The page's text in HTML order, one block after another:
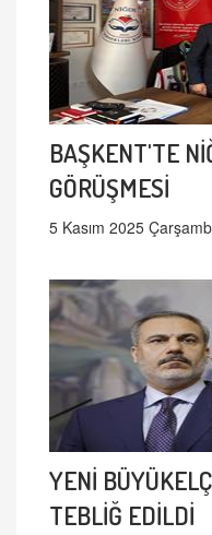
BAŞKENT'TE
GÖRÜŞMESİ
5 Kasım 2025
YENİ
TEBLİĞ EDİLDİ